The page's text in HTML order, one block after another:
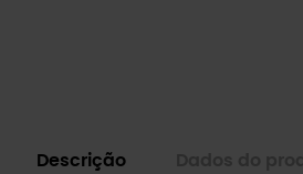
Descrição